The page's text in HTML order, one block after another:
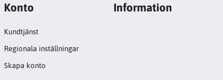
Konto
Kundtjänst
Regionala inställningar
Skapa konto
Information